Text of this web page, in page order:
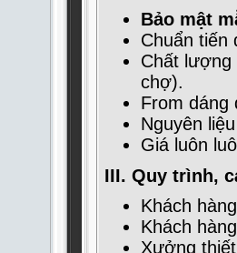
Bảo mật
Chuẩn tiến
Chất lượng
chợ).
From dáng
Nguyên
Giá luôn
III. Quy trình,
Khách
Khách
Xưởng